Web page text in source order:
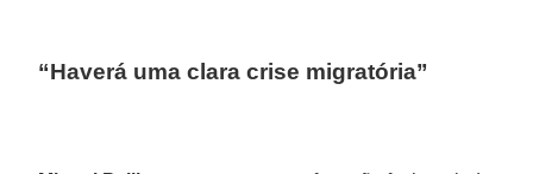
“Haverá uma clara crise migratória”